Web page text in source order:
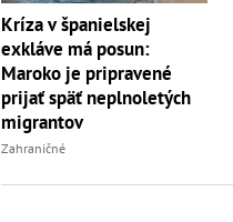
Kríza v španielskej
exkláve má posun:
Maroko je pripravené
prijať späť neplnoletých
migrantov
Zahraničné